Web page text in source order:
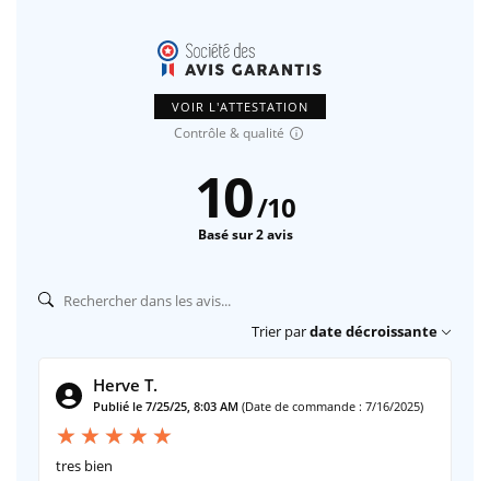
VOIR L'ATTESTATION
Contrôle & qualité
10/10
Basé sur 2 avis
Trier pardate décroissante
Herve T.
Publié le 7/25/25, 8:03 AM (Date de commande : 7/16/2025)
tres bien